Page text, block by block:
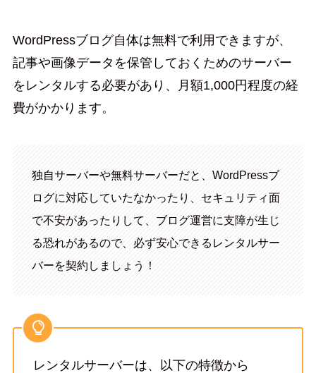
WordPressブログ自体は無料で利用できますが、
記事や画像データを保管しておくためのサーバー
をレンタルする必要があり、月額1,000円程度の経
費がかかります。
独自サーバーや無料サーバーだと、WordPressブ
ログに対応していたなかったり、セキュリティ面
で不安があったりして、ブログ運営に支障が生じ
る恐れがあるので、必ず安心できるレンタルサー
バーを契約しましょう！
レンタルサーバーは、以下の特徴から